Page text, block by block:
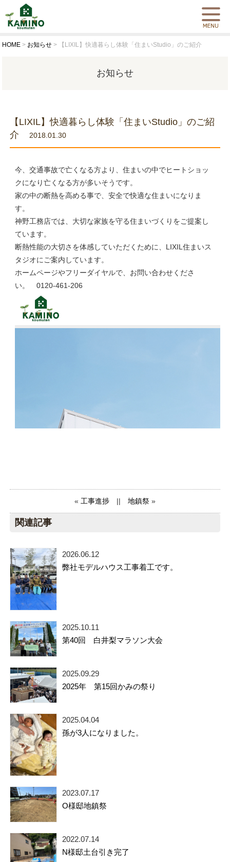
HOME > お知らせ > 【LIXIL】快適暮らし体験「住まいStudio」のご紹介
お知らせ
【LIXIL】快適暮らし体験「住まいStudio」のご紹
介
2018.01.30
今、交通事故で亡くなる方より、住まいの中でヒートショッ
クになり亡くなる方が多いそうです。
家の中の断熱を高める事で、安全で快適な住まいになりま
す。
神野工務店では、大切な家族を守る住まいづくりをご提案し
ています。
断熱性能の大切さを体感していただくために、LIXIL住まいス
タジオにご案内しています。
ホームページやフリーダイヤルで、お問い合わせくださ
い。 0120-461-206
« 工事進捗|| 地鎮祭»
関連記事
2026.06.12
弊社モデルハウス工事着工です。
2025.10.11
第40回 白井梨マラソン大会
2025.09.29
2025年 第15回かみの祭り
2025.04.04
孫が3人になりました。
2023.07.17
O様邸地鎮祭
2022.07.14
N様邸土台引き完了